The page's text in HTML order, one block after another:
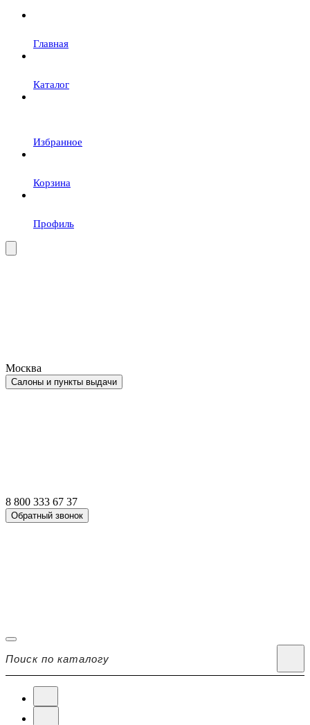
Главная
Каталог
Избранное
Корзина
Профиль
Москва
Салоны и пункты выдачи
8 800 333 67 37
Обратный звонок